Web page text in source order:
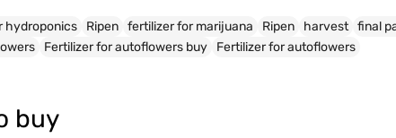
hydroponics Ripen fertilizer for marijuana Ripen harvest final
Fertilizer for autoflowers buy Fertilizer for autoflowers
buy